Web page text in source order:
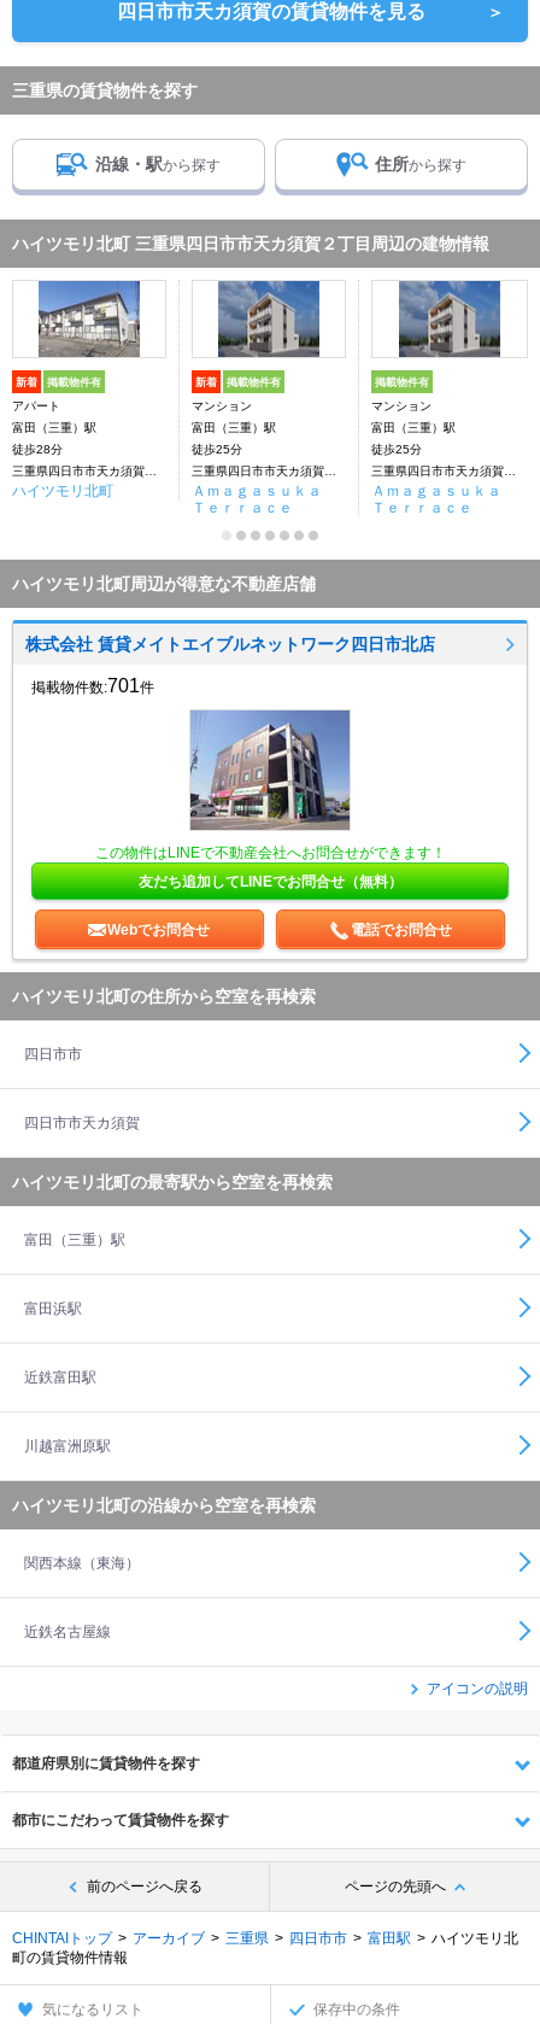
四日市市天カ須賀の賃貸物件を見る ＞
三重県の賃貸物件を探す
沿線・駅から探す 住所から探す
ハイツモリ北町 三重県四日市市天カ須賀２丁目周辺の建物情報
新着 掲載物件有
アパート
富田（三重）駅
徒歩28分
ハイツモリ北町
新着 掲載物件有
マンション
富田（三重）駅
徒歩25分
Ａｍａｇａｓｕｋａ
Ｔｅｒｒａｃｅ
掲載物件有
マンション
富田（三重）駅
徒歩25分
Ａｍａｇａｓｕｋａ
Ｔｅｒｒａｃｅ
ハイツモリ北町周辺が得意な不動産店舗
株式会社 賃貸メイトエイブルネットワーク四日市北店
掲載物件数:701件
この物件はLINEで不動産会社へお問合せができます！
友だち追加してLINEでお問合せ（無料）
Webでお問合せ 電話でお問合せ
ハイツモリ北町の住所から空室を再検索
四日市市
四日市市天カ須賀
ハイツモリ北町の最寄駅から空室を再検索
富田（三重）駅
富田浜駅
近鉄富田駅
川越富洲原駅
ハイツモリ北町の沿線から空室を再検索
関西本線（東海）
近鉄名古屋線
アイコンの説明
都道府県別に賃貸物件を探す
都市にこだわって賃貸物件を探す
前のページへ戻る ページの先頭へ
CHINTAIトップ アーカイブ 三重県 四日市市 富田駅
ハイツモリ北
町の賃貸物件情報
気になるリスト 保存中の条件